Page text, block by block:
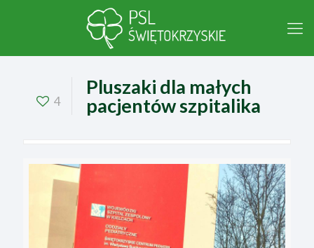
4
Pluszaki dla małych
pacjentów szpitalika